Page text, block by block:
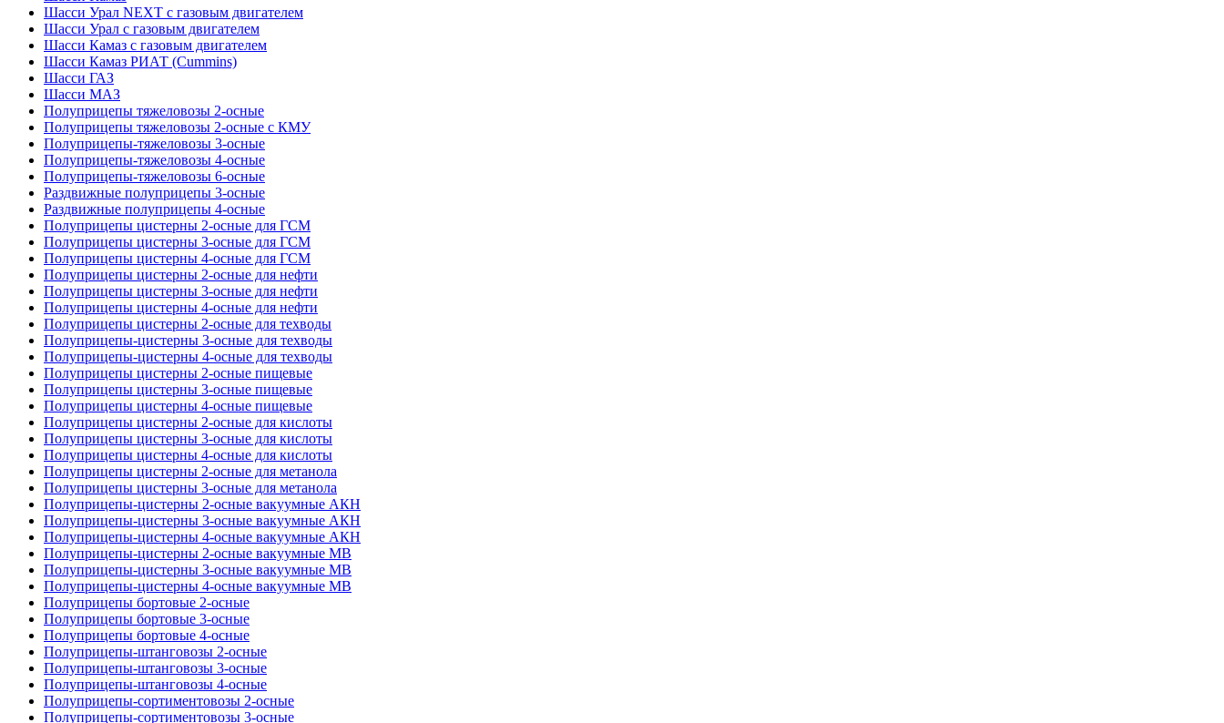
Шасси Урал NEXT с газовым двигателем
Шасси Урал с газовым двигателем
Шасси Камаз с газовым двигателем
Шасси Камаз РИАТ (Cummins)
Шасси ГАЗ
Шасси МАЗ
Полуприцепы тяжеловозы 2-осные
Полуприцепы тяжеловозы 2-осные с КМУ
Полуприцепы-тяжеловозы 3-осные
Полуприцепы-тяжеловозы 4-осные
Полуприцепы-тяжеловозы 6-осные
Раздвижные полуприцепы 3-осные
Раздвижные полуприцепы 4-осные
Полуприцепы цистерны 2-осные для ГСМ
Полуприцепы цистерны 3-осные для ГСМ
Полуприцепы цистерны 4-осные для ГСМ
Полуприцепы цистерны 2-осные для нефти
Полуприцепы цистерны 3-осные для нефти
Полуприцепы цистерны 4-осные для нефти
Полуприцепы цистерны 2-осные для техводы
Полуприцепы-цистерны 3-осные для техводы
Полуприцепы-цистерны 4-осные для техводы
Полуприцепы цистерны 2-осные пищевые
Полуприцепы цистерны 3-осные пищевые
Полуприцепы цистерны 4-осные пищевые
Полуприцепы цистерны 2-осные для кислоты
Полуприцепы цистерны 3-осные для кислоты
Полуприцепы цистерны 4-осные для кислоты
Полуприцепы цистерны 2-осные для метанола
Полуприцепы цистерны 3-осные для метанола
Полуприцепы-цистерны 2-осные вакуумные АКН
Полуприцепы-цистерны 3-осные вакуумные АКН
Полуприцепы-цистерны 4-осные вакуумные АКН
Полуприцепы-цистерны 2-осные вакуумные МВ
Полуприцепы-цистерны 3-осные вакуумные МВ
Полуприцепы-цистерны 4-осные вакуумные МВ
Полуприцепы бортовые 2-осные
Полуприцепы бортовые 3-осные
Полуприцепы бортовые 4-осные
Полуприцепы-штанговозы 2-осные
Полуприцепы-штанговозы 3-осные
Полуприцепы-штанговозы 4-осные
Полуприцепы-сортиментовозы 2-осные
Полуприцепы-сортиментовозы 3-осные